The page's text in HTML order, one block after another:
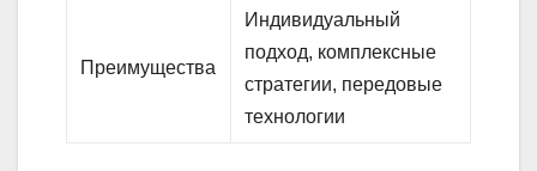
Преимущества
Индивидуальный
подход, комплексные
стратегии, передовые
технологии